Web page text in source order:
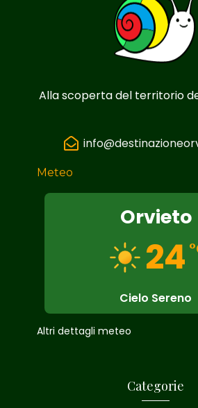
Alla scoperta del territorio
Meteo
Orvieto
24
Cielo Sereno
Altri dettagli meteo
Categorie